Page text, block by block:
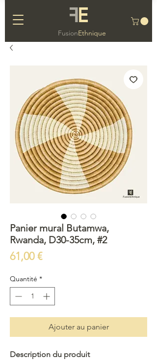
FusionEthnique
E
F
Panier mural Butamwa,
Rwanda, D30-35cm, #2
61,00 €Prix
Quantité *
Ajouter au panier
Description du produit